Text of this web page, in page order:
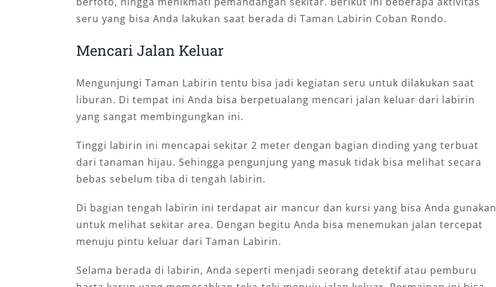
seru yang bisa Anda lakukan saat berada di Taman Labirin Coban Rondo.
Mencari Jalan Keluar
Mengunjungi Taman Labirin tentu bisa jadi kegiatan seru untuk dilakukan saat
liburan. Di tempat ini Anda bisa berpetualang mencari jalan keluar dari labirin
yang sangat membingungkan ini.
Tinggi labirin ini mencapai sekitar 2 meter dengan bagian dinding yang terbuat
dari tanaman hijau. Sehingga pengunjung yang masuk tidak bisa melihat secara
bebas sebelum tiba di tengah labirin.
Di bagian tengah labirin ini terdapat air mancur dan kursi yang bisa Anda gunakan
untuk melihat sekitar area. Dengan begitu Anda bisa menemukan jalan tercepat
menuju pintu keluar dari Taman Labirin.
Selama berada di labirin, Anda seperti menjadi seorang detektif atau pemburu